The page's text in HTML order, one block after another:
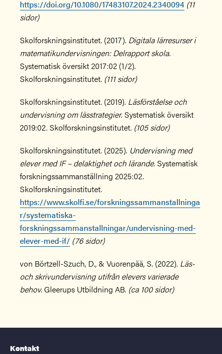
https://doi.org/10.1080/17483107.2024.2340094 (11
sidor)
Skolforskningsinstitutet. (2017). Digitala lärresurser i
matematikundervisningen: Delrapport skola.
Systematisk översikt 2017:02 (1/2).
Skolforskningsinstitutet. (111 sidor)
Skolforskningsinstitutet. (2019). Läsförståelse och
undervisning om lässtrategier. Systematisk översikt
2019:02. Skolforskningsinstitutet. (105 sidor)
Skolforskningsinstitutet. (2025). Undervisning med
elever med IF – delaktighet och lärande. Systematisk
forskningssammanställning 2025:02.
Skolforskningsinstitutet.
https://www.skolfi.se/forskningssammanstallninga
r/systematiska-
forskningssammanstallningar/undervisning-med-
elever-med-if/ (76 sidor)
von Börtzell-Szuch, D., & Vuorenpää, S. (2022). Läs-
och skrivundervisning utifrån elevers varierade
behov.Gleerups Utbildning AB. (ca 100 sidor)
Kontakt